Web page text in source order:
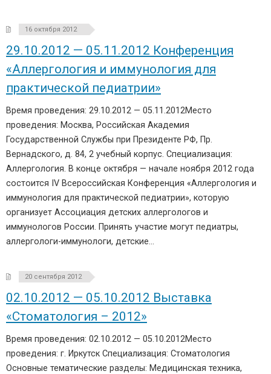
16 октября 2012
29.10.2012 — 05.11.2012 Конференция
«Аллергология и иммунология для
практической педиатрии»
Время проведения: 29.10.2012 — 05.11.2012Место
проведения: Москва, Российская Академия
Государственной Службы при Президенте РФ, Пр.
Вернадского, д. 84, 2 учебный корпус. Специализация:
Аллергология. В конце октября — начале ноября 2012 года
состоится IV Всероссийская Конференция «Аллергология и
иммунология для практической педиатрии», которую
организует Ассоциация детских аллергологов и
иммунологов России. Принять участие могут педиатры,
аллергологи-иммунологи, детские…
20 сентября 2012
02.10.2012 — 05.10.2012 Выставка
«Стоматология – 2012»
Время проведения: 02.10.2012 — 05.10.2012Место
проведения: г. Иркутск Специализация: Стоматология
Основные тематические разделы: Медицинская техника,